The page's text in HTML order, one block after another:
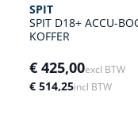
SPIT
SPIT D18+ ACCU-
KOFFER
€ 425,00excl BTW
€ 514,25incl BTW